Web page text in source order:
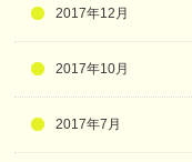
2017年12月
2017年10月
2017年7月